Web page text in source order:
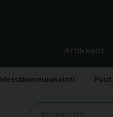
Artikkelit
Metsäkoneurakointi